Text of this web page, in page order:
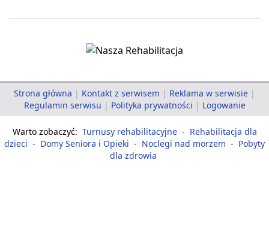
Strona główna | Kontakt z serwisem | Reklama w serwisie |
Regulamin serwisu | Polityka prywatności | Logowanie
Warto zobaczyć: Turnusy rehabilitacyjne - Rehabilitacja dla
dzieci - Domy Seniora i Opieki - Noclegi nad morzem - Pobyty
dla zdrowia